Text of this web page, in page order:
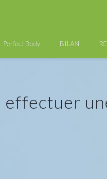
Perfect Body BILAN
effectuer